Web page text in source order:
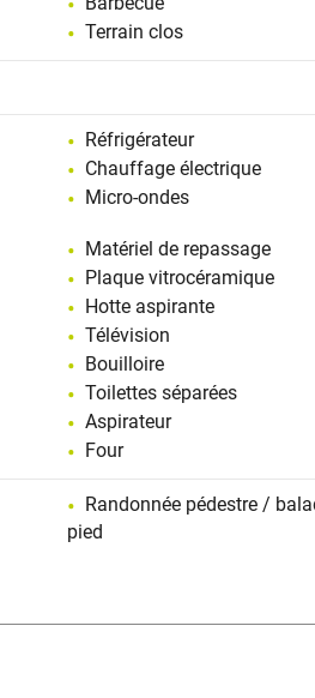
Terrain clos
Réfrigérateur
Chauffage électrique
Micro-ondes
Matériel de repassage
Plaque vitrocéramique
Hotte aspirante
Télévision
Bouilloire
Toilettes séparées
Aspirateur
Four
Randonnée pédestre /
pied